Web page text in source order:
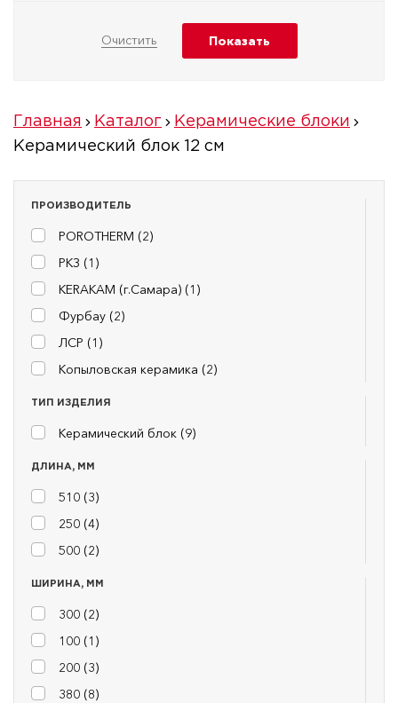
Главная Каталог
Керамические блоки
Керамический блок 12 см
ПРОИЗВОДИТЕЛЬ
POROTHERM (2)
РКЗ (1 )
KERAKAM (г.Самара) (1 )
Фурбау (2)
ЛСР (1 )
Копыловская керамика (2)
ТИП ИЗДЕЛИЯ
Керамический блок (9)
ДЛИНА, ММ
510 (3)
250 (4)
500 (2)
ШИРИНА, ММ
300 (2)
100 (1 )
200 (3)
380 (8)